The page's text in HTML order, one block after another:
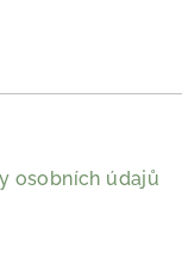
osobních údajů